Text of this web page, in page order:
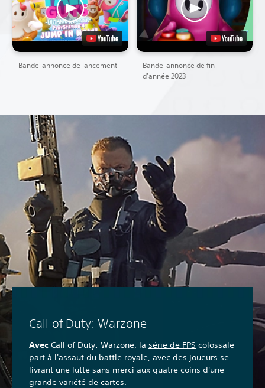
Bande-annonce de lancement
Bande-annonce de fin
d'année 2023
Call of Duty: Warzone
Avec Call of Duty: Warzone, la série de FPS colossale
part à l'assaut du battle royale, avec des joueurs se
livrant une lutte sans merci aux quatre coins d'une
grande variété de cartes.